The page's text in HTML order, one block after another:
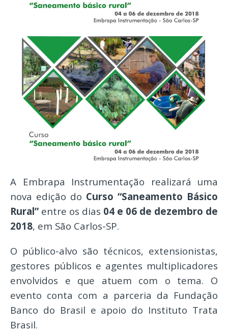
A Embrapa Instrumentação realizará uma
nova edição do Curso “Saneamento Básico
Rural” entre os dias 04 e 06 de dezembro de
2018, em São Carlos-SP.
O público-alvo são técnicos, extensionistas,
gestores públicos e agentes multiplicadores
envolvidos e que atuem com o tema. O
evento conta com a parceria da Fundação
Banco do Brasil e apoio do Instituto Trata
Brasil.